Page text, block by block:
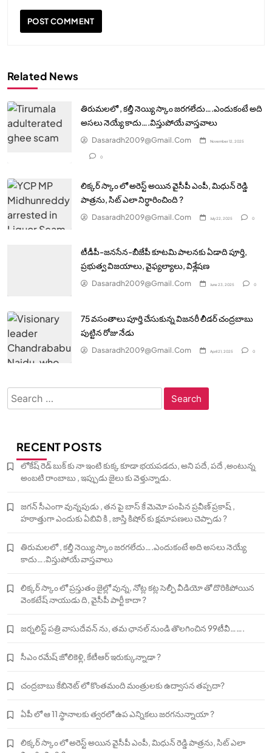
Related News
తిరుమలలో , కల్తీ నెయ్యి స్కాం జరగలేదు….ఎందుకంటే అది
అసలు నెయ్యే కాదు….విస్తుపోయే వాస్తవాలు
Dasaradh2009@gmail.com November 12, 2025
0
లిక్కర్ స్కాం లో అరెస్ట్ అయిన వైసీపీ ఎంపీ, మిధున్ రెడ్డి
పాత్రను, సిట్ ఎలా నిర్ధారించింది ?
Dasaradh2009@gmail.com July 22, 2025 0
టీడీపీ-జనసేన-బీజేపీ కూటమి పాలనకు ఏడాది పూర్తి,
ప్రభుత్వ విజయాలు, వైఫ్యల్యాలు, విశ్లేషణ
Dasaradh2009@gmail.com June 23, 2025 0
75 వసంతాలు పూర్తి చేసుకున్న విజనరీ లీడర్ చంద్రబాబు
పుట్టిన రోజు నేడు
Dasaradh2009@gmail.com April 21, 2025 0
Search
for:
RECENT POSTS
లోకేష్ రెడ్ బుక్ కు నా ఇంటి కుక్క కూడా భయపడదు, అని పదే, పదే ,అంటున్న
అంబటి రాంబాబు , ఇప్పుడు జైలు కు వెళ్తున్నాడు.
జగన్ సీఎంగా వున్నపుడు , తన పై బాస్ కే మెమో పంపిన ప్రవీణ్ ప్రకాష్ ,
హఠాత్తుగా ఎందుకు ఏబివి కి , జాస్తి కిషోర్ కు క్షమాపణలు చెప్పాడు ?
తిరుమలలో , కల్తీ నెయ్యి స్కాం జరగలేదు….ఎందుకంటే అది అసలు నెయ్యే
కాదు….విస్తుపోయే వాస్తవాలు
లిక్కర్ స్కాం లో ప్రస్తుతం జైల్లో వున్న, నోట్ల కట్ల సెల్ఫీ వీడియో తో దొరికిపోయిన
వెంకటేష్ నాయుడు ది, వైసీపీ పార్టీ కాదా ?
జర్నలిస్ట్ పత్రి వాసుదేవన్ ను, తమ ఛానల్ నుండి తొలగించిన 99టీవీ…….
సీఎం రమేష్ జోలికెళ్లి, కేటీఆర్ ఇరుక్కున్నాడా ?
చంద్రబాబు కేబినెట్ లో కొంతమంది మంత్రులకు ఉద్వాసన తప్పదా?
ఏపీ లో ఆ 11 స్థానాలకు త్వరలో ఉప ఎన్నికలు జరగనున్నాయా ?
లిక్కర్ స్కాం లో అరెస్ట్ అయిన వైసీపీ ఎంపీ, మిధున్ రెడ్డి పాత్రను, సిట్ ఎలా